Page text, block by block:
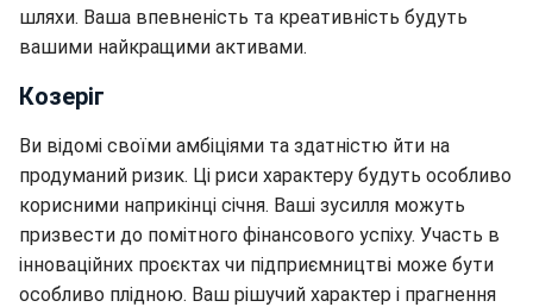
шляхи. Ваша впевненість та креативність будуть
вашими найкращими активами.
Козеріг
Ви відомі своїми амбіціями та здатністю йти на
продуманий ризик. Ці риси характеру будуть особливо
корисними наприкінці січня. Ваші зусилля можуть
призвести до помітного фінансового успіху. Участь в
інноваційних проєктах чи підприємництві може бути
особливо плідною. Ваш рішучий характер і прагнення